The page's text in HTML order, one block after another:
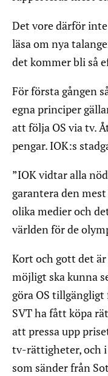
Det vore därför
läsa om nya
det kommer bli så
För första gången
egna principer
att följa OS via tv.
pengar. IOK:s
”IOK vidtar alla
garantera den
olika medier och
världen för de
Kort och gott det
möjligt ska kunna
göra OS
SVT ha fått köpa
att pressa upp
tv-rättigheter, och i
som sänder från